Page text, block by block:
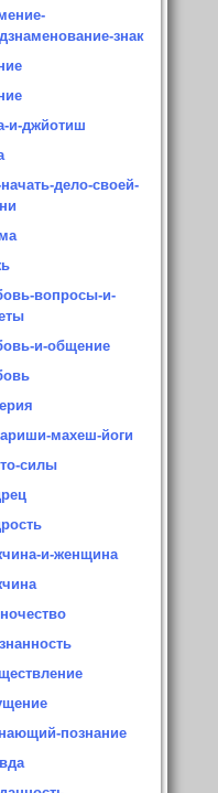
знак
и-джйотиш
начать-дело-своей-
вопросы-и-
и-общение
махеш-йоги
силы
и-женщина
познание